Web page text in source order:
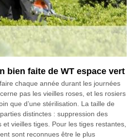
bien faite de WT espace vert
chaque année durant les journées
pas les vieilles roses, et les rosiers
que d’une stérilisation. La taille de
distinctes : suppression des
vieilles tiges. Pour les tiges restantes,
sont reconnues être le plus